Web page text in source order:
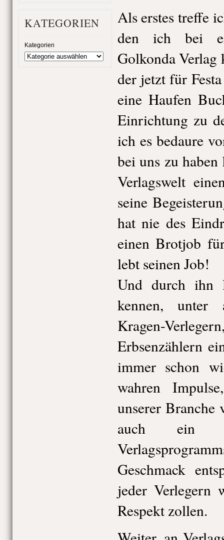
KATEGORIEN
Kategorien
Als erstes treffe
den ich bei
Golkonda Verlag
der jetzt für
eine Haufen
Einrichtung zu
ich es bedaure
bei uns zu
Verlagswelt
seine
hat nie des
einen Brotjob
lebt seinen Job!
Und durch ihn
kennen, unter
Kragen-
Erbsenzählern
immer schon
wahren
unserer Branche
auch ein
Geschmack
jeder Verlegern
Respekt zollen.